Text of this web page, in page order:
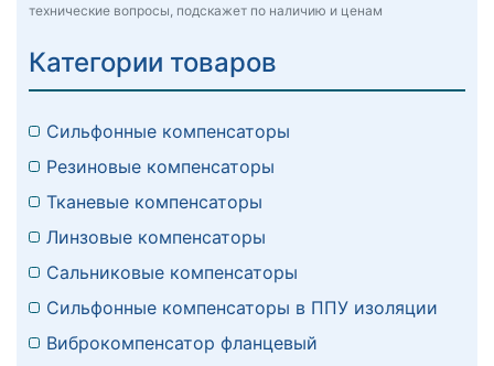
технические вопросы, подскажет по наличию и ценам
Категории товаров
Сильфонные компенсаторы
Резиновые компенсаторы
Тканевые компенсаторы
Линзовые компенсаторы
Сальниковые компенсаторы
Сильфонные компенсаторы в ППУ изоляции
Виброкомпенсатор фланцевый